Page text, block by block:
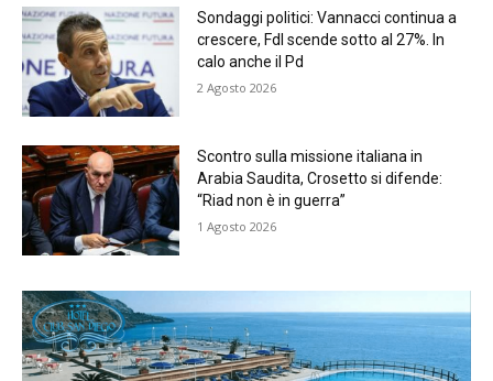
Sondaggi politici: Vannacci continua a
crescere, FdI scende sotto al 27%. In
calo anche il Pd
2 Agosto 2026
Scontro sulla missione italiana in
Arabia Saudita, Crosetto si difende:
“Riad non è in guerra”
1 Agosto 2026